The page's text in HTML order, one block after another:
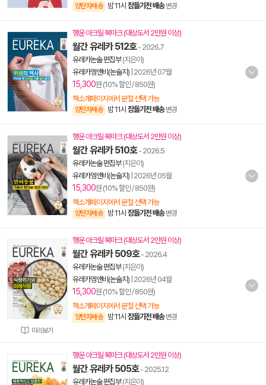
양탄자배송 밤 11시 잠들기전 배송 변경
행운 아크릴 북마크 (대상도서 2만원 이상)
월간 유레카 512호- 2026.7
유레카논술 편집부(지은이)
유레카엠앤비(논술지) 2026년 07월
15,300원 (10% 할인 / 850원)
책소개페이지에서 분철 선택 가능
양탄자배송 밤 11시 잠들기전 배송 변경
행운 아크릴 북마크 (대상도서 2만원 이상)
월간 유레카 510호- 2026.5
유레카논술 편집부(지은이)
유레카엠앤비(논술지) 2026년 05월
15,300원 (10% 할인 / 850원)
책소개페이지에서 분철 선택 가능
양탄자배송 밤 11시 잠들기전 배송 변경
미리보기
행운 아크릴 북마크 (대상도서 2만원 이상)
월간 유레카 509호- 2026.4
유레카논술 편집부(지은이)
유레카엠앤비(논술지) 2026년 04월
15,300원 (10% 할인 / 850원)
책소개페이지에서 분철 선택 가능
양탄자배송 밤 11시 잠들기전 배송 변경
행운 아크릴 북마크 (대상도서 2만원 이상)
월간 유레카 505호- 2025.12
유레카논술 편집부(지은이)